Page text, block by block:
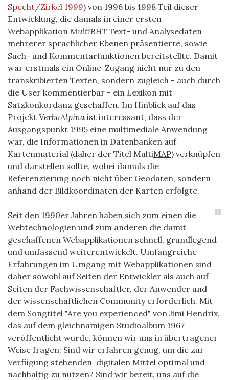
Specht/Zirkel 1999) von 1996 bis 1998 Teil dieser
Entwicklung, die damals in einer ersten
Webapplikation MultiBHT Text- und Analysedaten
mehrerer sprachlicher Ebenen präsentierte, sowie
Such- und Kommentarfunktionen bereitstellte. Damit
war erstmals ein Online-Zugang nicht nur zu den
transkribierten Texten, sondern zugleich - auch durch
die User kommentierbar - ein Lexikon mit
Satzkonkordanz geschaffen. Im Hinblick auf das
Projekt VerbaAlpina ist interessant, dass der
Ausgangspunkt 1995 eine multimediale Anwendung
war, die Informationen in Datenbanken auf
Kartenmaterial (daher der Titel MultiMAP) verknüpfen
und darstellen sollte, wobei damals die
Referenzierung noch nicht über Geodaten, sondern
anhand der Bildkoordinaten der Karten erfolgte.
5
Seit den 1990er Jahren haben sich zum einen die
Webtechnologien und zum anderen die damit
geschaffenen Webapplikationen schnell, grundlegend
und umfassend weiterentwickelt. Umfangreiche
Erfahrungen im Umgang mit Webapplikationen sind
daher sowohl auf Seiten der Entwickler als auch auf
Seiten der Fachwissenschaftler, der Anwender und
der wissenschaftlichen Community erforderlich. Mit
dem Songtitel "Are you experienced" von Jimi Hendrix,
das auf dem gleichnamigen Studioalbum 1967
veröffentlicht wurde, können wir uns in übertragener
Weise fragen: Sind wir erfahren genug, um die zur
Verfügung stehenden digitalen Mittel optimal und
nachhaltig zu nutzen? Sind wir bereit, uns auf die